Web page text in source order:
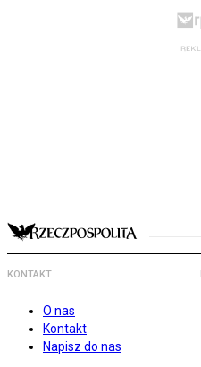
KONTAKT
O nas
Kontakt
Napisz do nas